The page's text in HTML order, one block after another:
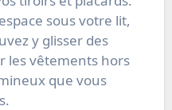
sous votre lit,
y glisser des
les vêtements hors
que vous